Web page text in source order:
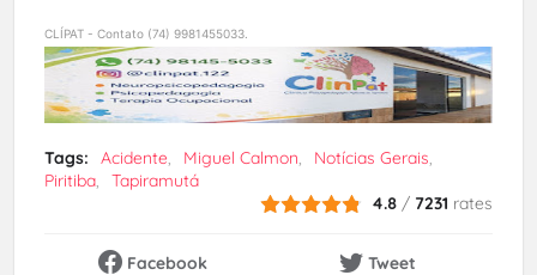
CLÍPAT - Contato (74) 9981455033.
Tags: Acidente Miguel Calmon
Notícias Gerais
Piritiba
Tapiramutá
4.8 / 7231 rates
Facebook
Tweet